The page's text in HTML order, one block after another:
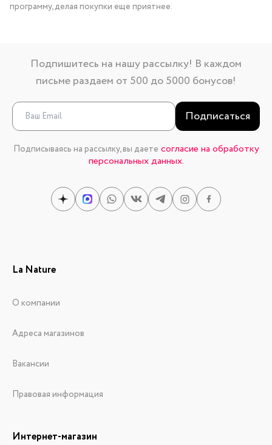
программу, делая покупки еще приятнее.
Подпишитесь на нашу рассылку! В каждом
письме раздаем от 500 до 5000 бонусов!
Подписаться
Подписываясь на рассылку, вы даете согласие на обработку
персональных данных.
La Nature
О компании
Адреса магазинов
Вакансии
Правовая информация
Интернет-магазин